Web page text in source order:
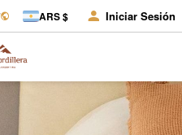
ARS $ Iniciar Sesión